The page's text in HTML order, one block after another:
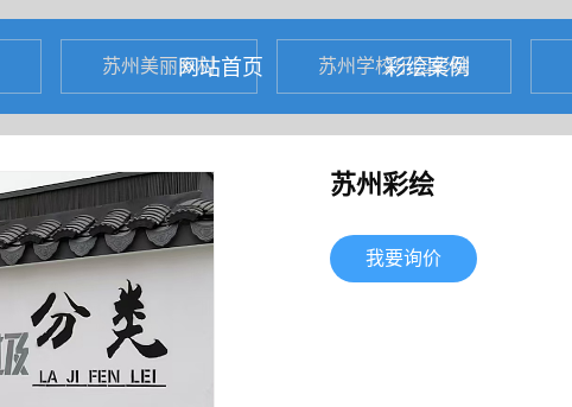
网站首页 彩绘案例
苏州美丽乡村 苏州学校乐园彩绘
苏州彩绘
我要询价